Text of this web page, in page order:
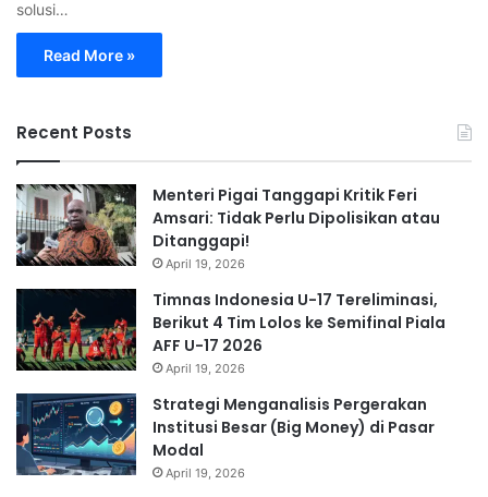
solusi…
Read More »
Recent Posts
Menteri Pigai Tanggapi Kritik Feri
Amsari: Tidak Perlu Dipolisikan atau
Ditanggapi!
April 19, 2026
Timnas Indonesia U-17 Tereliminasi,
Berikut 4 Tim Lolos ke Semifinal Piala
AFF U-17 2026
April 19, 2026
Strategi Menganalisis Pergerakan
Institusi Besar (Big Money) di Pasar
Modal
April 19, 2026